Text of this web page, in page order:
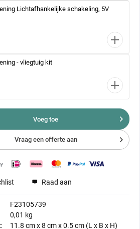
Lichtafhankelijke schakeling, 5V
- vliegtuig kit
Voeg toe
Vraag een offerte aan
Raad aan
F23105739
0,01 kg
11.8 cmx8 cmx0.5 cm (L x B x H)